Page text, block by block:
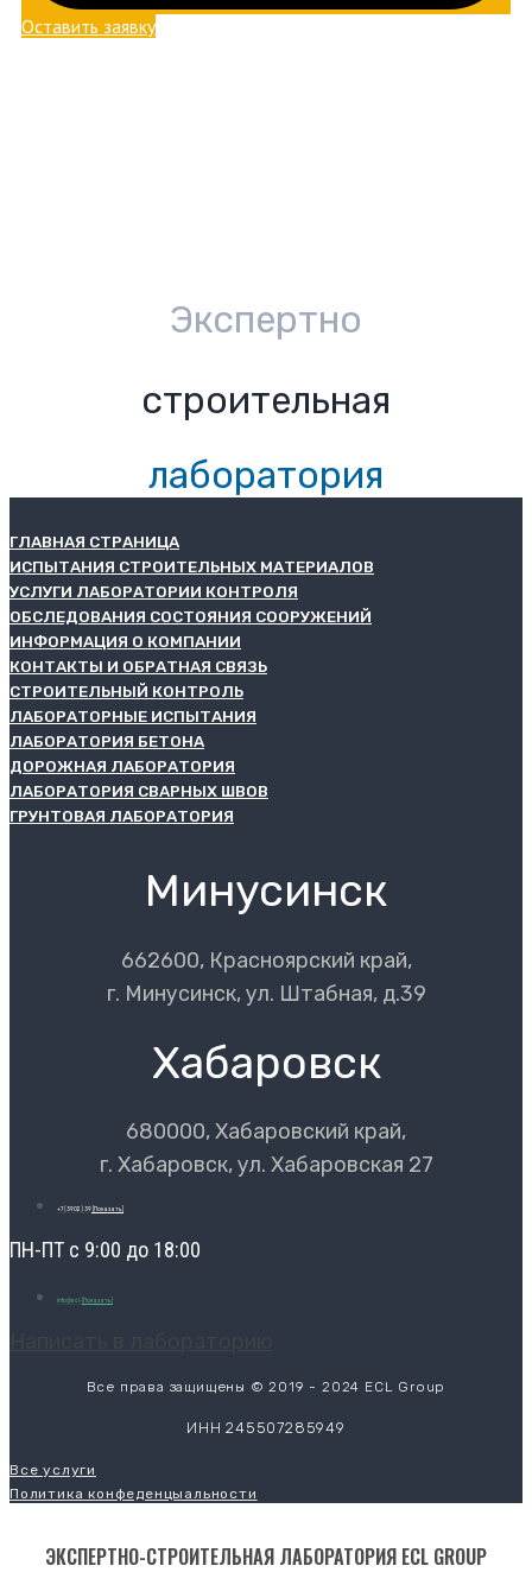
Оставить заявку
Экспертно
строительная
лаборатория
ГЛАВНАЯ СТРАНИЦА
ИСПЫТАНИЯ СТРОИТЕЛЬНЫХ МАТЕРИАЛОВ
УСЛУГИ ЛАБОРАТОРИИ КОНТРОЛЯ
ОБСЛЕДОВАНИЯ СОСТОЯНИЯ СООРУЖЕНИЙ
ИНФОРМАЦИЯ О КОМПАНИИ
КОНТАКТЫ И ОБРАТНАЯ СВЯЗЬ
СТРОИТЕЛЬНЫЙ КОНТРОЛЬ
ЛАБОРАТОРНЫЕ ИСПЫТАНИЯ
ЛАБОРАТОРИЯ БЕТОНА
ДОРОЖНАЯ ЛАБОРАТОРИЯ
ЛАБОРАТОРИЯ СВАРНЫХ ШВОВ
ГРУНТОВАЯ ЛАБОРАТОРИЯ
Минусинск
662600, Красноярский край,
г. Минусинск, ул. Штабная, д.39
Хабаровск
680000, Хабаровский край,
г. Хабаровск, ул. Хабаровская 27
+7 (3902) 39 [Показать]
ПН-ПТ с 9:00 до 18:00
info@ecl- [Показать]
Все права защищены © 2019 - 2024 ECL Group
ИНН 245507285949
Все услуги
Политика конфеденцыальности
ЭКСПЕРТНО-СТРОИТЕЛЬНАЯ ЛАБОРАТОРИЯ ECL GROUP